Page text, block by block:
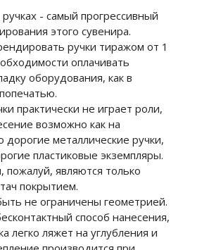
- самый прогрессивный
этого сувенира.
ручки тиражом от 1
оплачивать
оборудования, как в
практически не играет роли,
возможно как на
дорогие металлические ручки,
пластиковые экземпляры.
пожалуй, являются только
покрытием.
не ограничены геометрией.
способ нанесения,
легко ляжет на углубления и